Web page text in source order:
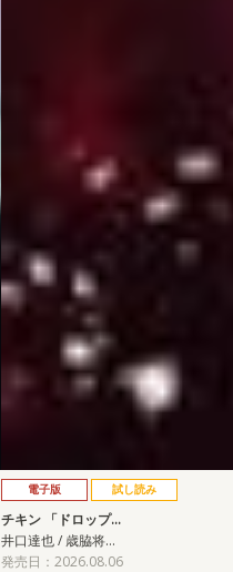
電子版 試し読み
チキン 「ドロップ…
井口達也 / 歳脇将…
発売日：2026.08.06